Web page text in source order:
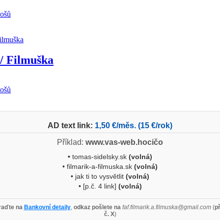
Filmuška
AD text link: 1,50 €/měs. (15 €/rok)
Příklad: www.vas-web.hocičo
• tomas-sidelsky.sk (volná)
• filmarik-a-filmuska.sk (volná)
• jak ti to vysvětlit (volná)
• [p.č. 4 link] (volná)
na Bankovní detaily, odkaz pošlete na faf.filmarik.a.filmuska@gmail.com(
č. X)